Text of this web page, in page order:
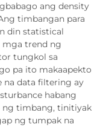
ang density
timbangan para
din statistical
mga trend ng
tungkol sa
pa ito makaapekto
na data filtering ay
habang
ng timbang, tinitiyak
ng tumpak na